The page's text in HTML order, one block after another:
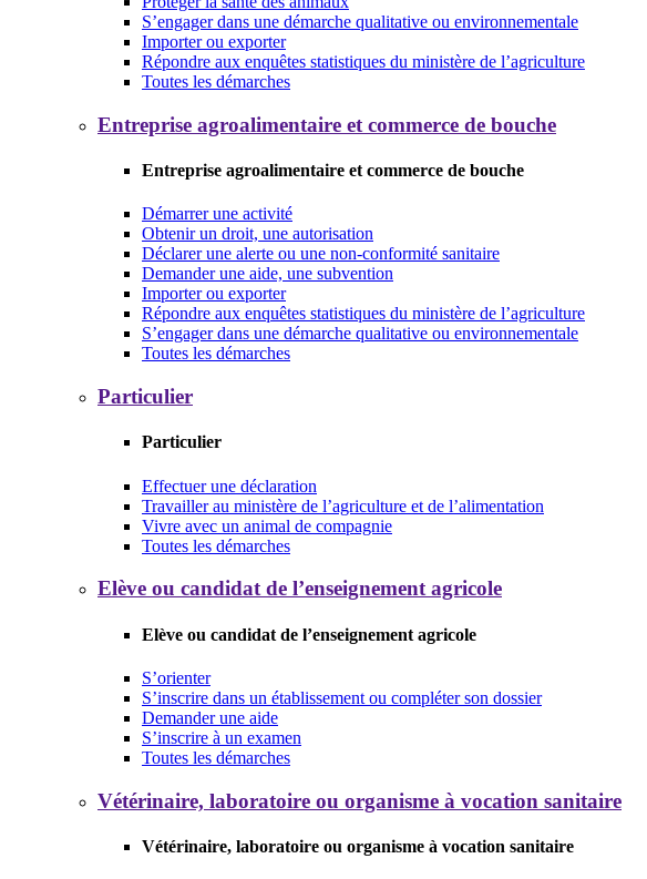
S’engager dans une démarche qualitative ou environnementale
Importer ou exporter
Répondre aux enquêtes statistiques du ministère de l’agriculture
Toutes les démarches
Entreprise agroalimentaire et commerce de bouche
Entreprise agroalimentaire et commerce de bouche
Démarrer une activité
Obtenir un droit, une autorisation
Déclarer une alerte ou une non-conformité sanitaire
Demander une aide, une subvention
Importer ou exporter
Répondre aux enquêtes statistiques du ministère de l’agriculture
S’engager dans une démarche qualitative ou environnementale
Toutes les démarches
Particulier
Particulier
Effectuer une déclaration
Travailler au ministère de l’agriculture et de l’alimentation
Vivre avec un animal de compagnie
Toutes les démarches
Elève ou candidat de l’enseignement agricole
Elève ou candidat de l’enseignement agricole
S’orienter
S’inscrire dans un établissement ou compléter son dossier
Demander une aide
S’inscrire à un examen
Toutes les démarches
Vétérinaire, laboratoire ou organisme à vocation sanitaire
Vétérinaire, laboratoire ou organisme à vocation sanitaire